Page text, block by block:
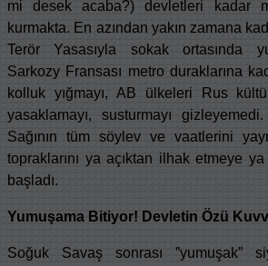
mi desek acaba?) devletleri kadar
kurmakta. En azından yakın zamana
Terör Yasasıyla sokak ortasında
Sarkozy Fransası metro duraklarına
kolluk yığmayı, AB ülkeleri Rus
yasaklamayı, susturmayı
Sağının tüm söylev ve vaatlerini
topraklarını ya açıktan ilhak etmeye
başladı.
Yumuşama Bitiyor! Devletin Özü
Soğuk Savaş sonrası ”yumuşak”